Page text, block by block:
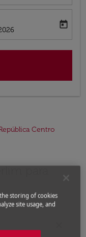
return-date-aria-label
today
Centro
para
e/ou destino)
storing of cookies
site usage, and